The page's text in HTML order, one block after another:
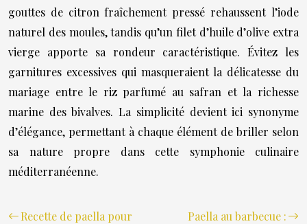
gouttes de citron fraîchement pressé rehaussent l’iode
naturel des moules, tandis qu’un filet d’huile d’olive extra
vierge apporte sa rondeur caractéristique. Évitez les
garnitures excessives qui masqueraient la délicatesse du
mariage entre le riz parfumé au safran et la richesse
marine des bivalves. La simplicité devient ici synonyme
d’élégance, permettant à chaque élément de briller selon
sa nature propre dans cette symphonie culinaire
méditerranéenne.
Recette de paella pour
Paella au barbecue :